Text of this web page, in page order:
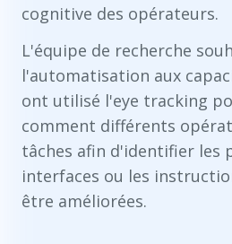
cognitive des opérateurs.
L'équipe de recherche
l'automatisation aux
ont utilisé l'eye tracking
comment différents
tâches afin d'identifier les
interfaces ou les
être améliorées.